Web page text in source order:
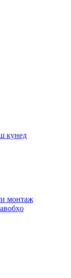
кунед
монтаж